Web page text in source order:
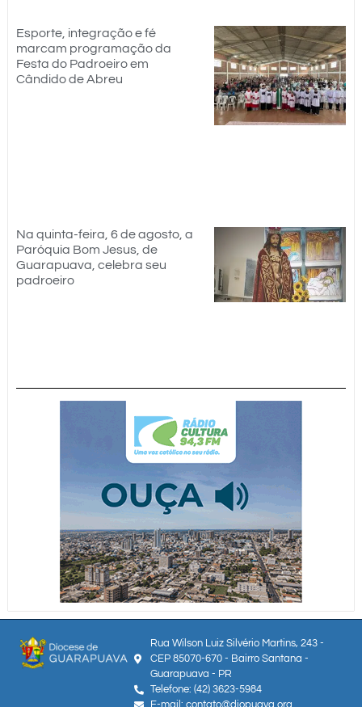
Esporte, integração e fé
marcam programação da
Festa do Padroeiro em
Cândido de Abreu
Na quinta-feira, 6 de agosto, a
Paróquia Bom Jesus, de
Guarapuava, celebra seu
padroeiro
Rua Wilson Luiz Silvério Martins, 243 -
CEP 85070-670 - Bairro Santana -
Guarapuava - PR
Telefone: (42) 3623-5984